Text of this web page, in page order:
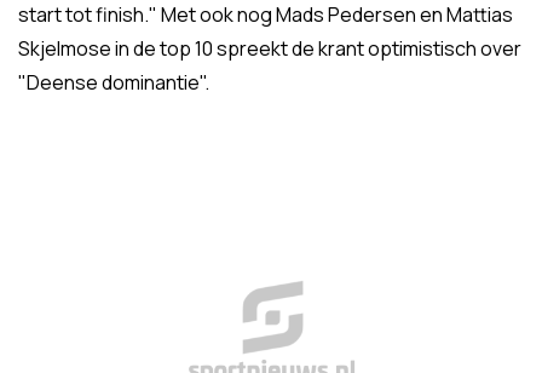
start tot finish." Met ook nog Mads Pedersen en Mattias
Skjelmose in de top 10 spreekt de krant optimistisch over
"Deense dominantie".